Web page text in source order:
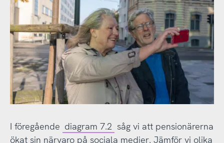
I föregående diagram 7.2 såg vi att pensionärerna
ökat sin närvaro på sociala medier. Jämför vi olika